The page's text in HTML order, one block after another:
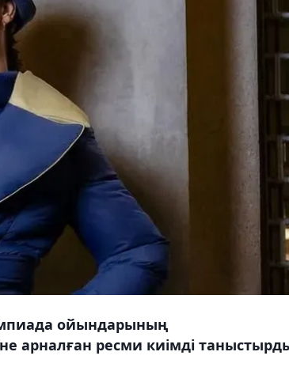
ойындарының
арналған ресми киімді